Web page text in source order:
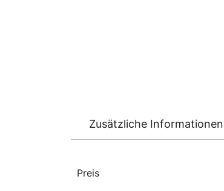
Zusätzliche Informationen
Preis